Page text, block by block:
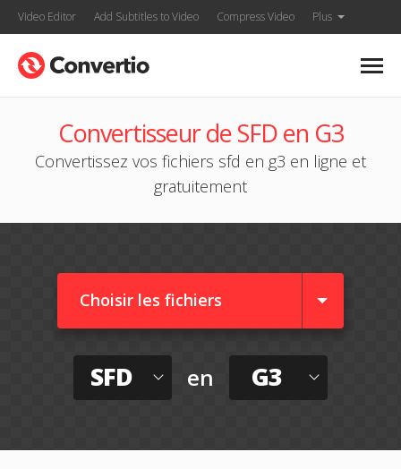
Video Editor Add Subtitles to Video Compress Video Plus
Convertisseur de SFD en G3
Convertissez vos fichiers sfd en g3 en ligne et
gratuitement
Choisir les fichiers
SFD en G3